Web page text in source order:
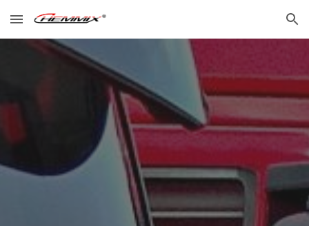
Skip to main content Skip to navigation